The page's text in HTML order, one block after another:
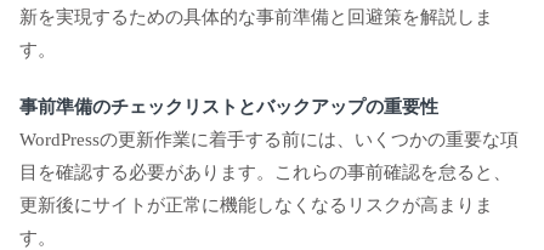
新を実現するための具体的な事前準備と回避策を解説しま
す。
事前準備のチェックリストとバックアップの重要性
WordPressの更新作業に着手する前には、いくつかの重要な項
目を確認する必要があります。これらの事前確認を怠ると、
更新後にサイトが正常に機能しなくなるリスクが高まりま
す。